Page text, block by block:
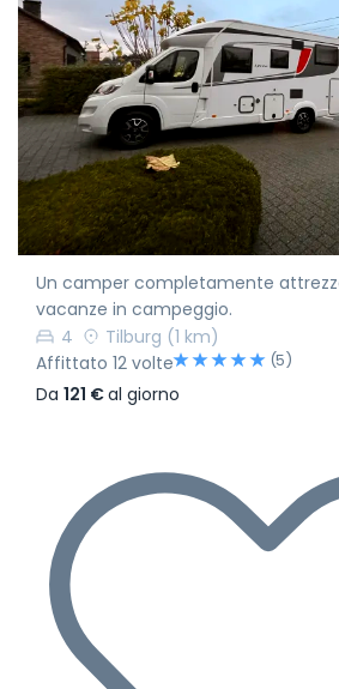
Un camper completamente
vacanze in campeggio.
4
Tilburg (1 km)
Affittato 12 volte
(5)
Da 121 €al giorno